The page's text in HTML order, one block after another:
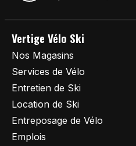
Vertige Vélo Ski
Nos Magasins
Services de Vélo
Entretien de Ski
Location de Ski
Entreposage de Vélo
Emplois